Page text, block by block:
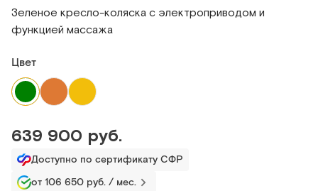
Зеленое кресло-коляска с электроприводом и
функцией массажа
Цвет
639 900 руб.
Доступно по сертификату СФР
от 106 650 руб. / мес.